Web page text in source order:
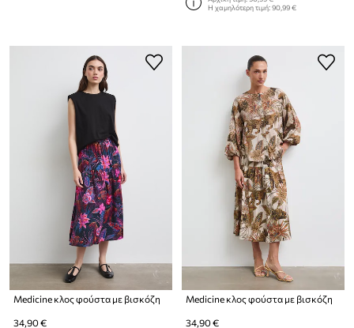
Η χαμηλότερη τιμή:90,99 €
Medicine κλος φούστα με βισκόζη
34,90 €
Medicine κλος φούστα με βισκόζη
34,90 €